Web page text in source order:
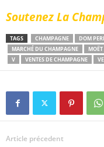
Soutenez La
TAGS CHAMPAGNE DOM
MARCHÉ DU CHAMPAGNE
V
VENTES DE CHAMPAGNE
Article précedent